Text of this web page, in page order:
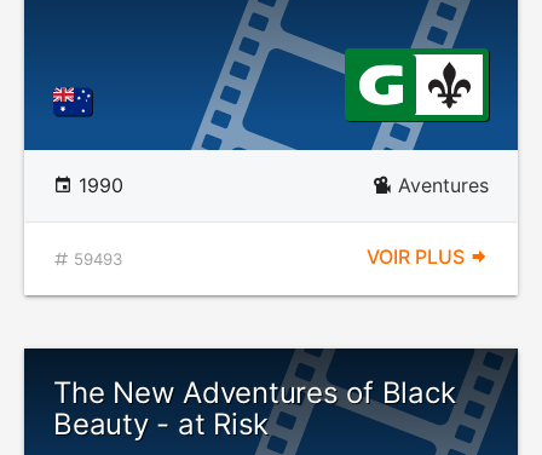
1990 Aventures
59493 VOIR PLUS
The New Adventures of Black
Beauty - at Risk